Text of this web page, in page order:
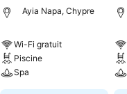
Ayia Napa, Chypre
Wi-Fi gratuit
Piscine
Spa